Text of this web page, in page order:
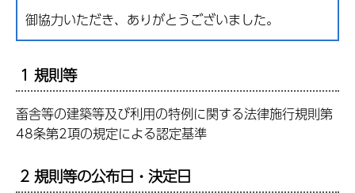
御協力いただき、ありがとうございました。
1 規則等
畜舎等の建築等及び利用の特例に関する法律施行規則第
48条第2項の規定による認定基準
2 規則等の公布日・決定日